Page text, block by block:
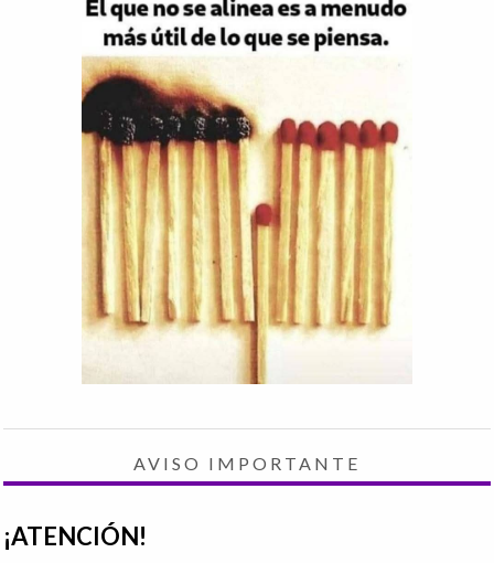
AVISO IMPORTANTE
¡ATENCIÓN!